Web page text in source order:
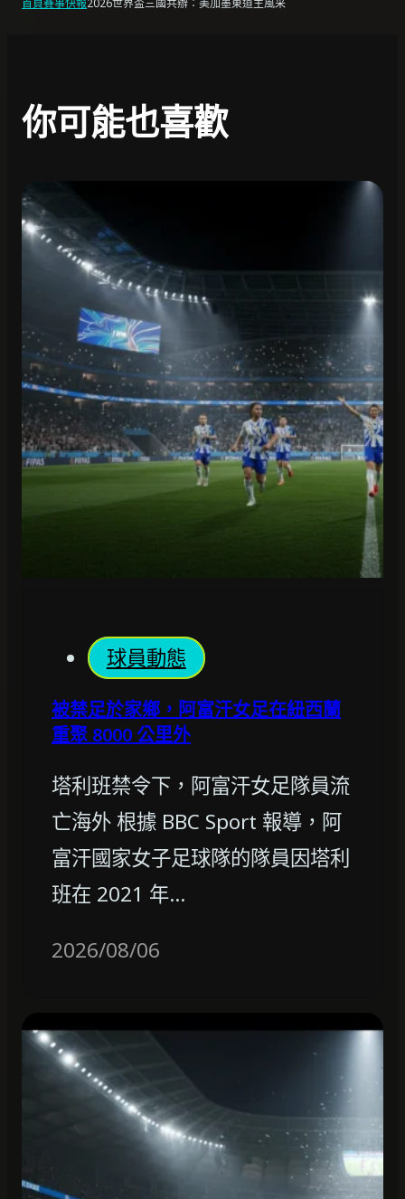
首頁賽事快報2026世界盃三國共辦：美加墨東道主風采
你可能也喜歡
球員動態
被禁足於家鄉，阿富汗女足在紐西蘭
重聚 8000 公里外
塔利班禁令下，阿富汗女足隊員流
亡海外 根據 BBC Sport 報導，阿
富汗國家女子足球隊的隊員因塔利
班在 2021 年…
2026/08/06